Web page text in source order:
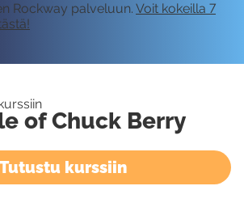
Rockway palveluun. Voit kokeilla 7
of Chuck Berry
Tutustu kurssiin